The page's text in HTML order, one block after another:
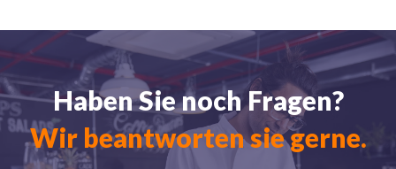
Haben Sie noch Fragen?
Wir beantworten sie gerne.